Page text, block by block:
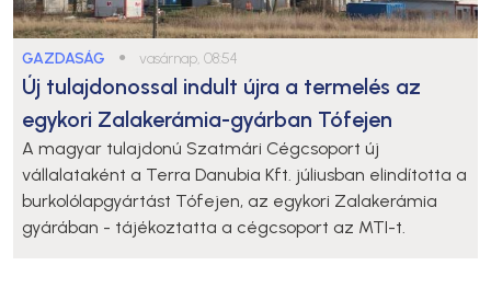
GAZDASÁG ● vasárnap, 08:54
Új tulajdonossal indult újra a termelés az
egykori Zalakerámia-gyárban Tófejen
A magyar tulajdonú Szatmári Cégcsoport új
vállalataként a Terra Danubia Kft. júliusban elindította a
burkolólapgyártást Tófejen, az egykori Zalakerámia
gyárában - tájékoztatta a cégcsoport az MTI-t.